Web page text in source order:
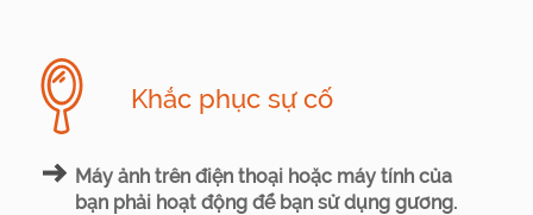
Khắc phục sự cố
Máy ảnh trên điện thoại hoặc máy tính của
bạn phải hoạt động để bạn sử dụng gương.